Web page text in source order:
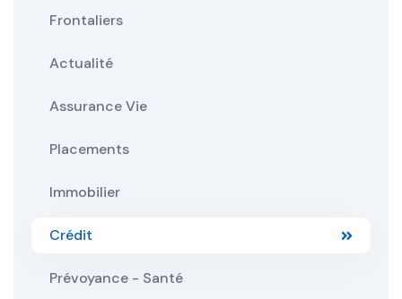
Frontaliers
Actualité
Assurance Vie
Placements
Immobilier
Crédit
Prévoyance - Santé